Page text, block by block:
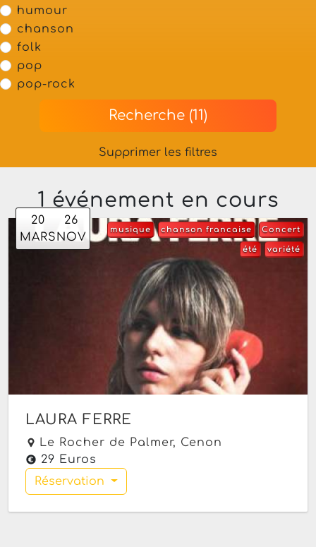
humour
chanson
folk
pop
pop-rock
Recherche (11)
Supprimer les filtres
1 événement en cours
20
MARS
26
NOV
Concert
chanson francaise
musique
variété
été
LAURA FERRE
Le Rocher de Palmer, Cenon
29 Euros
Réservation